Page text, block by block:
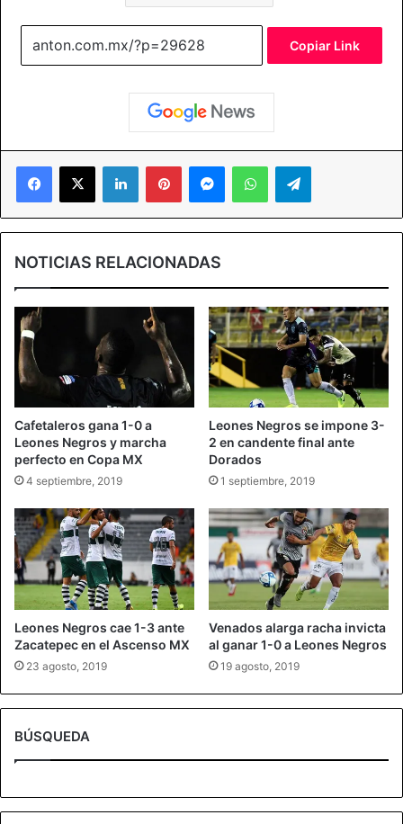
Copiar Link
NOTICIAS RELACIONADAS
Cafetaleros gana 1-0 a
Leones Negros y marcha
perfecto en Copa MX
4 septiembre, 2019
Leones Negros se impone 3-
2 en candente final ante
Dorados
1 septiembre, 2019
Leones Negros cae 1-3 ante
Zacatepec en el Ascenso MX
23 agosto, 2019
Venados alarga racha invicta
al ganar 1-0 a Leones Negros
19 agosto, 2019
BÚSQUEDA